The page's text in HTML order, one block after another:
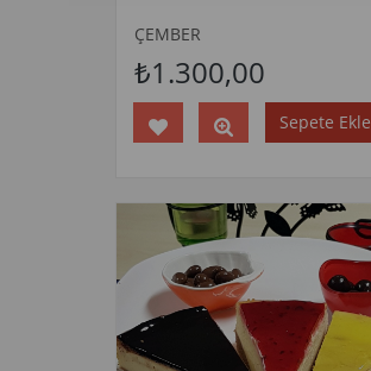
ÇEMBER
₺1.300,00
Sepete Ekle